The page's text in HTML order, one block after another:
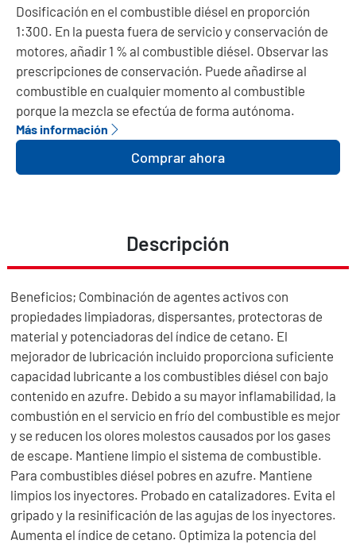
Dosificación en el combustible diésel en proporción
1:300. En la puesta fuera de servicio y conservación de
motores, añadir 1 % al combustible diésel. Observar las
prescripciones de conservación. Puede añadirse al
combustible en cualquier momento al combustible
porque la mezcla se efectúa de forma autónoma.
Más información
Comprar ahora
Descripción
Beneficios; Combinación de agentes activos con
propiedades limpiadoras, dispersantes, protectoras de
material y potenciadoras del índice de cetano. El
mejorador de lubricación incluido proporciona suficiente
capacidad lubricante a los combustibles diésel con bajo
contenido en azufre. Debido a su mayor inflamabilidad, la
combustión en el servicio en frío del combustible es mejor
y se reducen los olores molestos causados por los gases
de escape. Mantiene limpio el sistema de combustible.
Para combustibles diésel pobres en azufre. Mantiene
limpios los inyectores. Probado en catalizadores. Evita el
gripado y la resinificación de las agujas de los inyectores.
Aumenta el índice de cetano. Optimiza la potencia del